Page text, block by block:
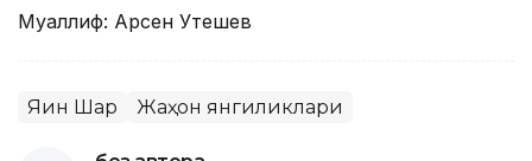
Муаллиф: Арсен Утешев
Яқин Шарқ Жаҳон янгиликлари